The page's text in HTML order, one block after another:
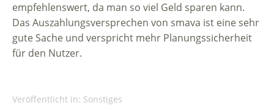
empfehlenswert, da man so viel Geld sparen kann.
Das Auszahlungsversprechen von smava ist eine sehr
gute Sache und verspricht mehr Planungssicherheit
für den Nutzer.
Veröffentlicht in: Sonstiges